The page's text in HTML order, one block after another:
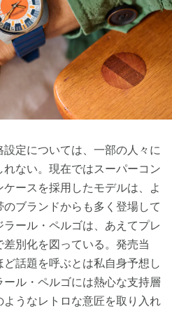
定については、一部の人々に
ない。現在ではスーパーコン
ースを採用したモデルは、よ
ブランドからも多く登場して
ール・ペルゴは、あえてプレ
別化を図っている。発売当
話題を呼ぶとは私自身予想し
ル・ペルゴには熱心な支持層
うなレトロな意匠を取り入れ